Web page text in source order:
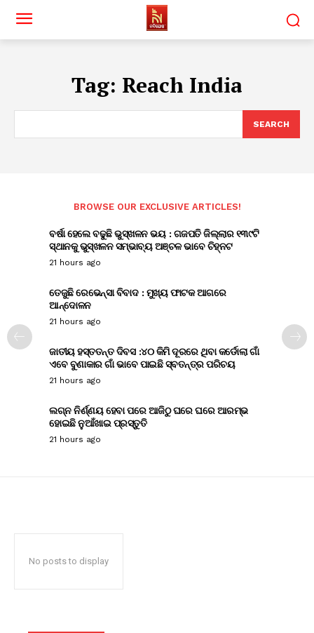
Tag: Reach India
SEARCH
BROWSE OUR EXCLUSIVE ARTICLES!
ବର୍ଷା ହେଲେ ବଢୁଛି ଭୁସ୍ଖଳନ ଭୟ : ଗଜପତି ଜିଲ୍ଲାର ୧୩୯ଟି
ସ୍ଥାନକୁ ଭୁସ୍ଖଳନ ସମ୍ଭାବ୍ୟ ଅଞ୍ଚଳ ଭାବେ ଚିହ୍ନଟ
21 hours ago
ତେଜୁଛି ରେଭେନ୍ସା ବିବାଦ : ମୁଖ୍ୟ ଫାଟକ ଆଗରେ
ଆନ୍ଦୋଳନ
21 hours ago
ଜାତୀୟ ହସ୍ତତନ୍ତ ଦିବସ :୪୦ କିମି ଦୂରରେ ଥିବା କର୍ଡୋଲା ଗାଁ
ଏବେ ବୁଣାକାର ଗାଁ ଭାବେ ପାଇଛି ସ୍ବତନ୍ତ୍ର ପରିଚୟ
21 hours ago
ଲଗ୍ନ ନିର୍ଣ୍ଣୟ ହେବା ପରେ ଆଜିଠୁ ଘରେ ଘରେ ଆରମ୍ଭ
ହୋଇଛି ନୁଆଁଖାଇ ପ୍ରସ୍ତୁତି
21 hours ago
No posts to display